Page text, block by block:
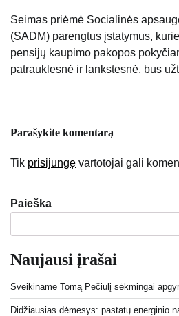
Seimas priėmė Socialinės
(SADM) parengtus įstatymus,
pensijų kaupimo pakopos
patrauklesnė ir lankstesnė, bus
Parašykite komentarą
Tik prisijungę vartotojai gali
Paieška
Naujausi įrašai
Sveikiname Tomą Pečiulį sėkmingai
Didžiausias dėmesys: pastatų energinio